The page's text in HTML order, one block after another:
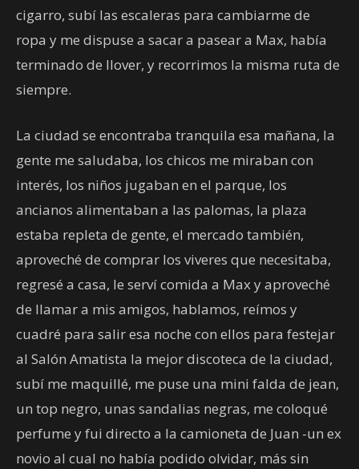
cigarro, subí las escaleras para cambiarme de
ropa y me dispuse a sacar a pasear a Max, había
terminado de llover, y recorrimos la misma ruta de
siempre.
La ciudad se encontraba tranquila esa mañana, la
gente me saludaba, los chicos me miraban con
interés, los niños jugaban en el parque, los
ancianos alimentaban a las palomas, la plaza
estaba repleta de gente, el mercado también,
aproveché de comprar los viveres que necesitaba,
regresé a casa, le serví comida a Max y aproveché
de llamar a mis amigos, hablamos, reímos y
cuadré para salir esa noche con ellos para festejar
al Salón Amatista la mejor discoteca de la ciudad,
subí me maquillé, me puse una mini falda de jean,
un top negro, unas sandalias negras, me coloqué
perfume y fui directo a la camioneta de Juan -un ex
novio al cual no había podido olvidar, más sin